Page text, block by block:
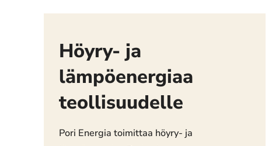
Höyry- ja
lämpöenergiaa
teollisuudelle
Pori Energia toimittaa höyry- ja